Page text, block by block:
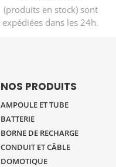
(produits en stock) sont
expédiées dans les 24h.
NOS PRODUITS
AMPOULE ET TUBE
BATTERIE
BORNE DE RECHARGE
CONDUIT ET CÂBLE
DOMOTIQUE